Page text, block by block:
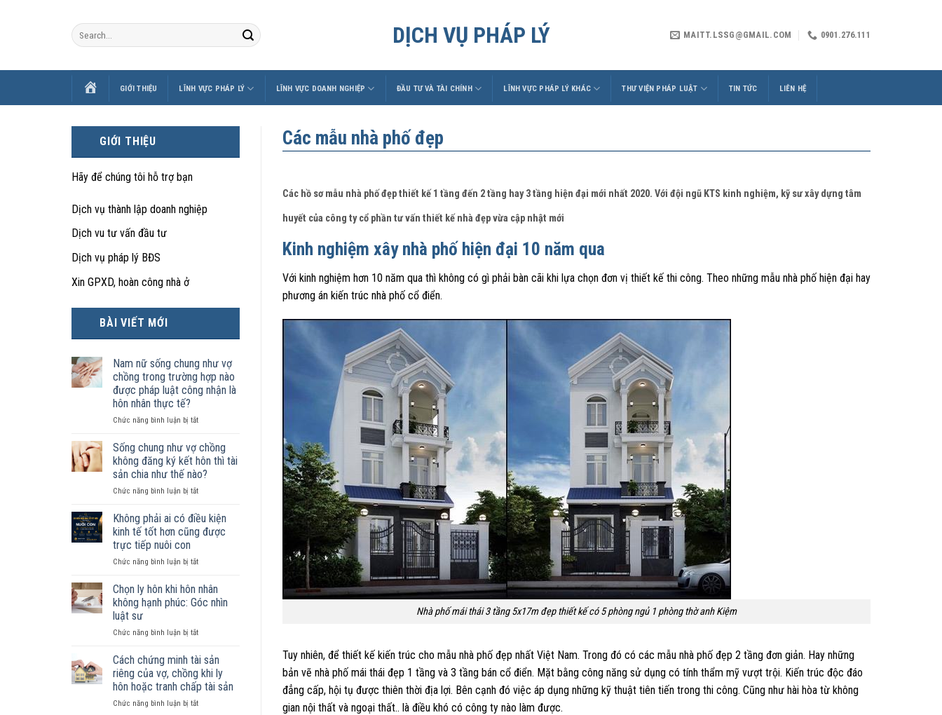
DỊCH VỤ PHÁP LÝ MAITT.LSSG@GMAIL.COM 0901.276.111
TRANGGIỚI THIỆU LĨNH VỰC PHÁP LÝ LĨNH VỰC DOANH NGHIỆP ĐẦU TƯ VÀ TÀI CHÍNH LĨNH VỰC PHÁP LÝ KHÁC THƯ VIỆN PHÁP LUẬT TIN TỨC LIÊN HỆ
GIỚI THIỆU
Hãy để chúng tôi hỗ trợ bạn
Dịch vụ thành lập doanh nghiệp
Dịch vu tư vấn đầu tư
Dịch vụ pháp lý BĐS
Xin GPXD, hoàn công nhà ở
BÀI VIẾT MỚI
Nam nữ sống chung như vợ
chồng trong trường hợp nào
được pháp luật công nhận là
hôn nhân thực tế?
Chức năng bình luận bị tắtở
nữ
sống
chung
như
vợ
trong
trường
hợp
được
luật
công
hôn
thực
tế?
Sống chung như vợ chồng
không đăng ký kết hôn thì tài
sản chia như thế nào?
Chức năng bình luận bị tắtở
chung
như
vợ
không
ký
kết
hôn
tài
chia
như
nào?
Không phải ai có điều kiện
kinh tế tốt hơn cũng được
trực tiếp nuôi con
Chức năng bình luận bị tắtở
phải
ai
có
kiện
tế
tốt
hơn
cũng
được
Chọn ly hôn khi hôn nhân
không hạnh phúc: Góc nhìn
luật sư
Chức năng bình luận bị tắtở
ly
hôn
khi
hôn
nhân
Cách chứng minh tài sản
riêng của vợ, chồng khi ly
hôn hoặc tranh chấp tài sản
Chức năng bình luận bị tắtở
Các mẫu nhà phố đẹp
Các hồ sơ mẫu nhà phố đẹp thiết kế 1 tầng đến 2 tầng hay 3 tầng hiện đại mới nhất 2020. Với đội ngũ KTS kinh nghiệm, kỹ sư xây dựng tâm
huyết của công ty cổ phần tư vấn thiết kế nhà đẹp vừa cập nhật mới
Kinh nghiệm xây nhà phố hiện đại 10 năm qua
Với kinh nghiệm hơn 10 năm qua thì không có gì phải bàn cãi khi lựa chọn đơn vị thiết kế thi công. Theo những mẫu nhà phố hiện đại hay
phương án kiến trúc nhà phố cổ điển.
Nhà phố mái thái 3 tầng 5x17m đẹp thiết kế có 5 phòng ngủ 1 phòng thờ anh Kiệm
Tuy nhiên, để thiết kế kiến trúc cho mẫu nhà phố đẹp nhất Việt Nam. Trong đó có các mẫu nhà phố đẹp 2 tầng đơn giản. Hay những
bản vẽ nhà phố mái thái đẹp 1 tầng và 3 tầng bán cổ điển. Mặt bằng công năng sử dụng có tính thẩm mỹ vượt trội. Kiến trúc độc đáo
đẳng cấp, hội tụ được thiên thời địa lợi. Bên cạnh đó việc áp dụng những kỹ thuật tiên tiến trong thi công. Cũng như hài hòa từ không
gian nội thất và ngoại thất.. là điều khó có công ty nào làm được.